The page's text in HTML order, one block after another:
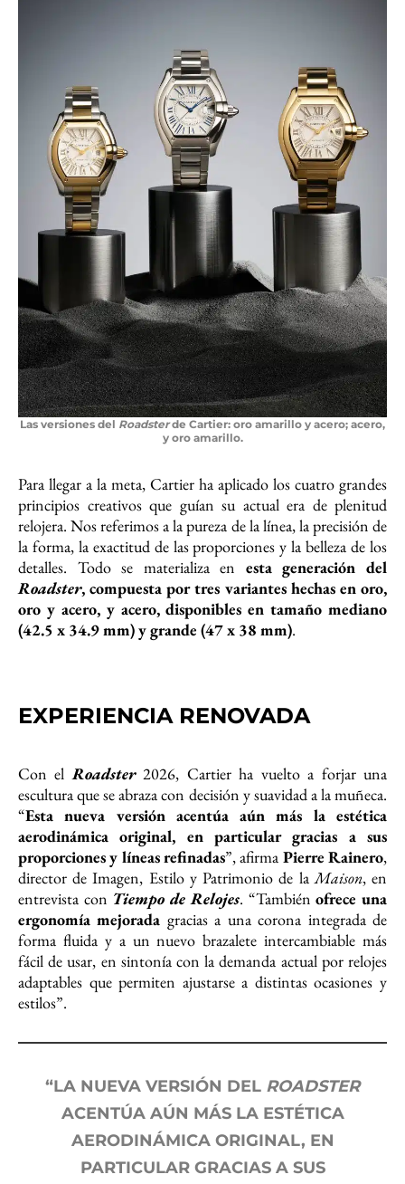
Las versiones del Roadsterde Cartier: oro amarillo y acero; acero,
y oro amarillo.
Para llegar a la meta, Cartier ha aplicado los cuatro grandes
principios creativos que guían su actual era de plenitud
relojera. Nos referimos a la pureza de la línea, la precisión de
la forma, la exactitud de las proporciones y la belleza de los
detalles. Todo se materializa en esta generación del
Roadster, compuesta por tres variantes hechas en oro,
oro y acero, y acero, disponibles en tamaño mediano
(42.5 x 34.9 mm) y grande (47 x 38 mm).
EXPERIENCIA RENOVADA
Con elRoadster2026, Cartier ha vuelto a forjar una
escultura que se abraza con decisión y suavidad a la muñeca.
“Esta nueva versión acentúa aún más la estética
aerodinámica original, en particular gracias a sus
proporciones y líneas refinadas”, afirma Pierre Rainero,
director de Imagen, Estilo y Patrimonio de laMaison, en
entrevista con Tiempo de Relojes. “Tambiénofrece una
ergonomía mejorada gracias a una corona integrada de
forma fluida y a un nuevo brazalete intercambiable más
fácil de usar, en sintonía con la demanda actual por relojes
adaptables que permiten ajustarse a distintas ocasiones y
estilos”.
“LA NUEVA VERSIÓN DEL ROADSTER
ACENTÚA AÚN MÁS LA ESTÉTICA
AERODINÁMICA ORIGINAL, EN
PARTICULAR GRACIAS A SUS